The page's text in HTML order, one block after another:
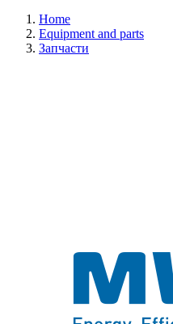
Home
Equipment and parts
Запчасти